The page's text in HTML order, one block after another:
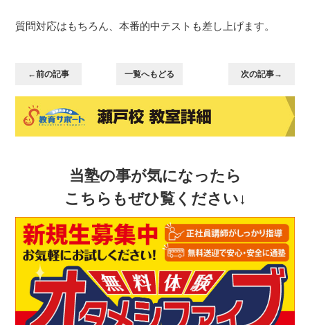
質問対応はもちろん、本番的中テストも差し上げます。
←前の記事 一覧へもどる 次の記事→
当塾の事が気になったら
こちらもぜひ覧ください↓